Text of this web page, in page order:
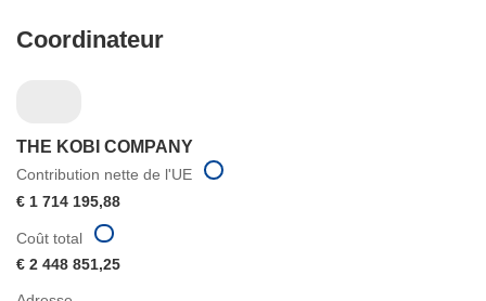
Coordinateur
THE KOBI COMPANY
Contribution nette de l'UE
€ 1 714 195,88
Coût total
€ 2 448 851,25